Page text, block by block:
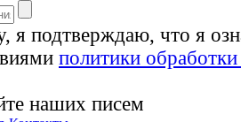
я подтверждаю, что я
политики
наших писем